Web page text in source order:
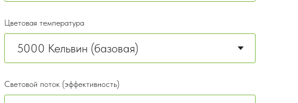
Цветовая температура
Световой поток (эффективность)